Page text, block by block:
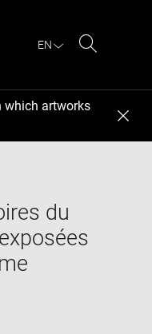
EN
which artworks
du